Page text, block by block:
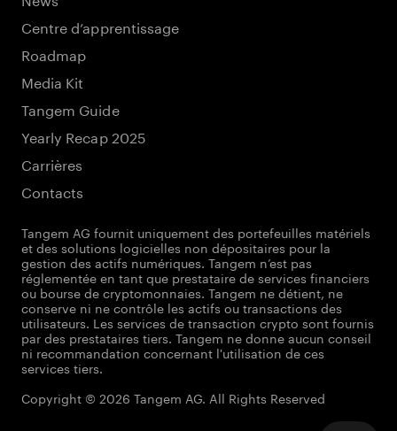
Centre d’apprentissage
Roadmap
Media Kit
Tangem Guide
Yearly Recap 2025
Carrières
Contacts
Tangem AG fournit uniquement des portefeuilles matériels
et des solutions logicielles non dépositaires pour la
gestion des actifs numériques. Tangem n’est pas
réglementée en tant que prestataire de services financiers
ou bourse de cryptomonnaies. Tangem ne détient, ne
conserve ni ne contrôle les actifs ou transactions des
utilisateurs. Les services de transaction crypto sont fournis
par des prestataires tiers. Tangem ne donne aucun conseil
ni recommandation concernant l'utilisation de ces
services tiers.